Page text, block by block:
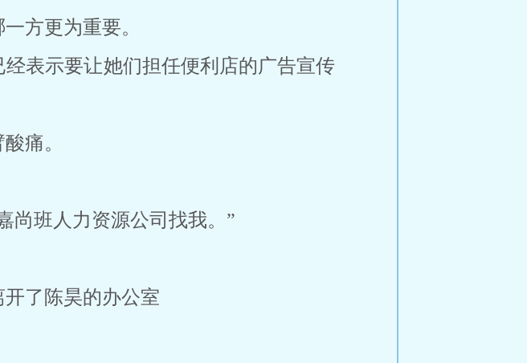
方更为重要。
表示要让她们担任便利店的广告宣传
痛。
尚班人力资源公司找我。”
了陈昊的办公室